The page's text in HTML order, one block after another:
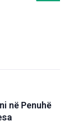
në Penuhë